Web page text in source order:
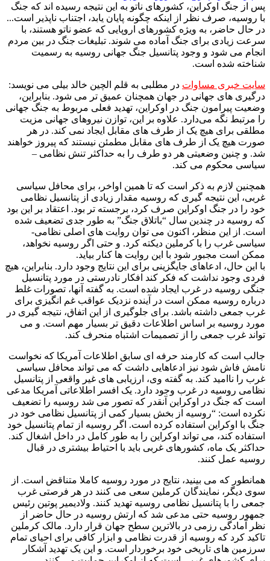
پس از جنگ اوکراین، کشورهای ناتو به این نتیجه رسیده اند که جنگ
با روسیه، صرف نظر از اینکه چگونه پایان یابد، اجتناب ناپذیر است...
در حال حاضر، به ویژه کشورهای اروپایی که عضو ناتو هستند، با
سرعت زیادی برای جنگ آماده می شوند. تبلیغات جنگ در بین مردم
انجام می شود و وجود پتانسیل جنگ جهانی روسیه به رسمیت
شناخته شده است.
سایت خبری مساوات در مطلبی به قلم الچین خالد بیلی می نویسد:
درگیری های جهانی در جهان همچنان عمیق تر می شود. بنابراین،
وضعیت پیرامون جنگ در اوکراین، تهدید فعلی مربوط به جنگ جهانی
را مرتبط نگه می‌دارد. علاوه بر این، توازن نیروهای جهانی مزیت
مطلقی برای هیچ یک از طرف های مقابل ایجاد نمی کند. در هر
صورت هیچ یک از طرف های مقابل مطمئن نیستند که پیروز خواهند
شد. و چنین وضعیتی هر دو طرف را به حداکثر تنش نظامی –
سیاسی محکوم می کند.
همچنین لازم به ذکر است که تا همین اواخر، برای محافل سیاسی
غربی، این نتیجه گیری که روسیه مقدار زیادی از پتانسیل نظامی
خود را در جنگ اوکراین صرف کرد، برجسته تر بود. اعتقاد بر این بود
که روسیه در چندین سال “باتلاق جنگ” به طور جدی تضعیف شده
است. از این منظر، اکنون می توان روایت های اصلی نظامی-
سیاسی غرب را با کرملین دیکته کرد. و حتی اگر روسیه نخواهد،
ممکن است مجبور شود با این روایت ها کنار بیاید.
با این حال، ادعاهای جایگزینی برای این نتایج وجود دارد. بنابراین، هیچ
فردی وجود نداشت که فکر کند افکار نادرستی در مورد پتانسیل
جنگی روسیه در غرب ایجاد شده است. به گفته آنها، تصورات غلط
درباره روسیه ممکن است در آینده نزدیک عواقب غم انگیزی برای
غرب جمعی داشته باشد. برای جلوگیری از این اتفاق، نتیجه گیری در
مورد روسیه بر اساس اطلاعات دقیق تر بسیار مهم است. و می
تواند غرب جمعی را از تصمیمات اشتباه منحرف کند.
جالب است که کارمند حرفه ای سابق اطلاعات آمریکا که نخواست
نامش فاش شود نیز ادعاهایی داشت که می تواند محافل سیاسی
غرب را ناامید کند. به گفته وی، ارزیابی های غیر واقعی از پتانسیل
نظامی روسیه در غرب وجود دارد. یک افسر اطلاعاتی آمریکا مدعی
است که جنگ در اوکراین آنقدر که تصور می شد روسیه را تضعیف
نکرده است: “روسیه از بخش بسیار کمی از پتانسیل نظامی خود در
جنگ با اوکراین استفاده کرده است. اگر روسیه از تمام پتانسیل خود
استفاده کند، می تواند اوکراین را به طور کامل در داخل اشغال کند.
حداکثر یک ماه، کشورهای غربی باید با احتیاط بیشتری در قبال
روسیه عمل کنند.
همانطور که می بینید، نتایج در مورد روسیه کاملا متناقض است. از
سوی دیگر، نمایندگان کرملین سعی می کنند در هر فرصتی غرب
جمعی را با پتانسیل نظامی روسیه تهدید کنند. ولادیمیر پوتین رئیس
جمهور روسیه حتی مدعی شد که ارتش روسیه در حال حاضر از
نظر آمادگی رزمی در بالاترین سطح جهان قرار دارد. مالک کرملین
تاکید کرد که روسیه از قدرت نظامی و ابزار کافی برای احیای تمام
سرزمین های تاریخی خود برخوردار است. و این یک تهدید آشکار